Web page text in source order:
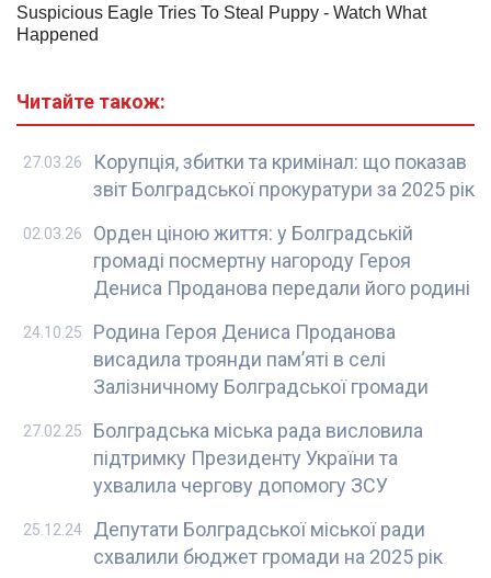
Читайте також:
Корупція, збитки та кримінал: що показав
звіт Болградської прокуратури за 2025 рік
27.03.26
Орден ціною життя: у Болградській
громаді посмертну нагороду Героя
Дениса Проданова передали його родині
02.03.26
Родина Героя Дениса Проданова
висадила троянди пам’яті в селі
Залізничному Болградської громади
24.10.25
Болградська міська рада висловила
підтримку Президенту України та
ухвалила чергову допомогу ЗСУ
27.02.25
Депутати Болградської міської ради
схвалили бюджет громади на 2025 рік
25.12.24